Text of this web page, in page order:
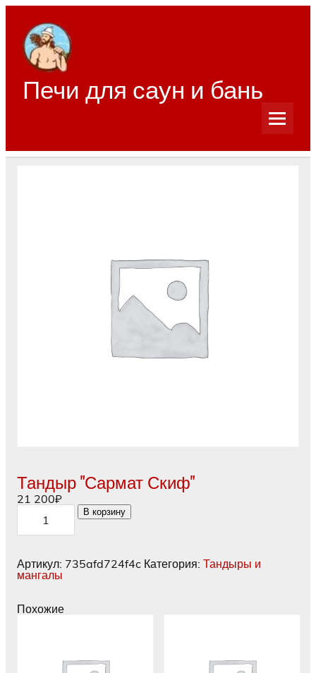
Перейти
содержимому
Печи для саун и бань
Тандыр "Сармат Скиф"
21 200₽
Количество
товара
Тандыр
В корзину
Артикул: 735afd724f4c Категория: Тандыры и
мангалы
Похожие